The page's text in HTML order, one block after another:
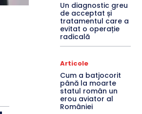
Un diagnostic greu
de acceptat și
tratamentul care a
evitat o operație
radicală
Articole
Cum a batjocorit
până la moarte
statul român un
erou aviator al
României